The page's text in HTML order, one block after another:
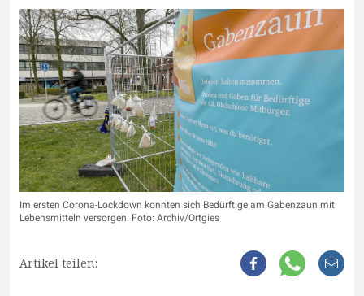
Im ersten Corona-Lockdown konnten sich Bedürftige am Gabenzaun mit
Lebensmitteln versorgen. Foto: Archiv/Ortgies
Artikel teilen: